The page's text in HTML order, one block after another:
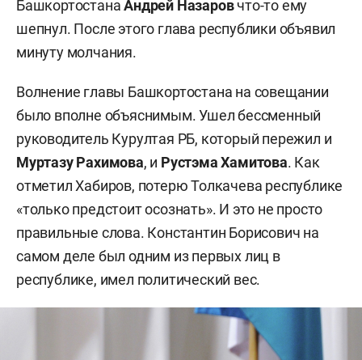
БашкортостанаАндрей Назаровчто-то ему
шепнул. После этого глава республики объявил
минуту молчания.
Волнение главы Башкортостана на совещании
было вполне объяснимым. Ушел бессменный
руководитель Курултая РБ, который пережил и
Муртазу Рахимова, и Рустэма Хамитова. Как
отметил Хабиров, потерю Толкачева республике
«только предстоит осознать». И это не просто
правильные слова. Константин Борисович на
самом деле был одним из первых лиц в
республике, имел политический вес.